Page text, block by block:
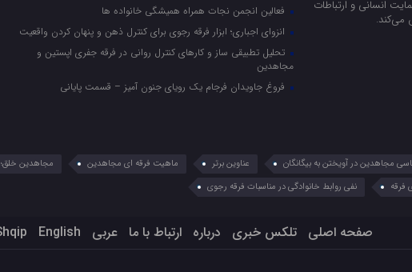
انسانی و ارتباطات
می‌کند.
فعالین انجمن نجات همراه همیشگی خانواده ها
انزوای اجباری؛ ابزار فرقه رجوی برای کنترل ذهن و پنهان کردن واقعیت
تحلیل تطبیقی ساز و کارهای کنترل روانی در فرقه جفری اپستین و
مجاهدین
فروغ جاویدان فرجام یک رویای جنون آمیز – قسمت پایانی
مجاهدین در آویختن به بیگانگان عناوین برتر ماهیت فرقه ای مجاهدین مجاهدین
فرقه نفی روابط خانوادگی در مناسبات فرقه رجوی
صفحه اصلی تلکس خبری درباره ارتباط با ما عربي English